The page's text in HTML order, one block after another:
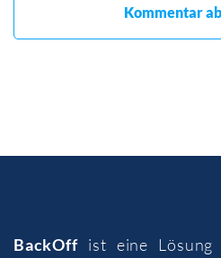
BackOffist eine Lösung